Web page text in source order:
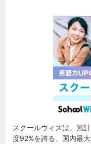
スクールウィズは、累
度92%を誇る、国内最